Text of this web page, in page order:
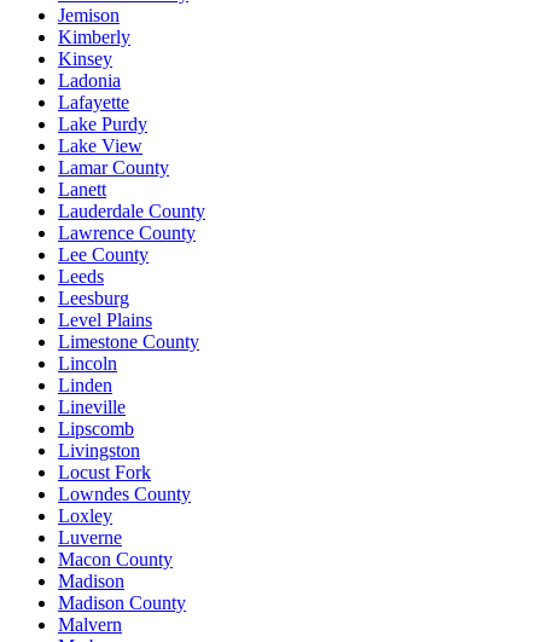
Jemison
Kimberly
Kinsey
Ladonia
Lafayette
Lake Purdy
Lake View
Lamar County
Lanett
Lauderdale County
Lawrence County
Lee County
Leeds
Leesburg
Level Plains
Limestone County
Lincoln
Linden
Lineville
Lipscomb
Livingston
Locust Fork
Lowndes County
Loxley
Luverne
Macon County
Madison
Madison County
Malvern